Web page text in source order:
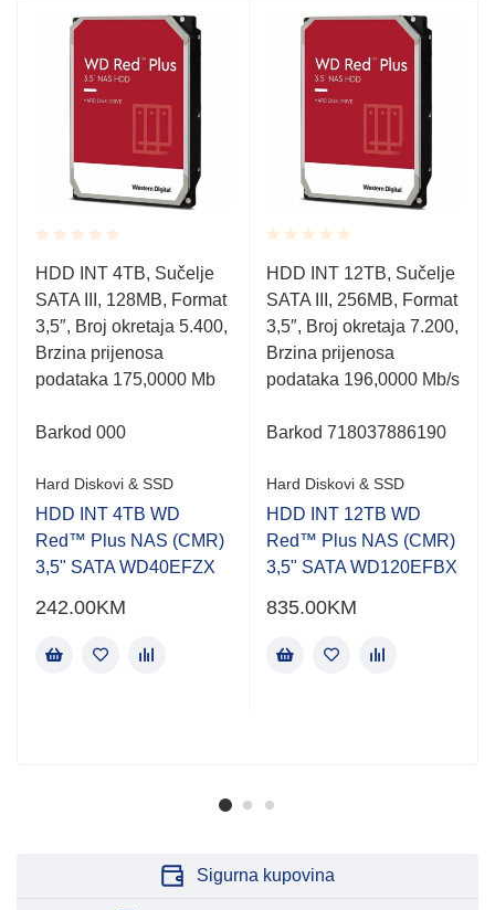
Rated
0.001
out
of
5
HDD INT 4TB, Sučelje
SATA III, 128MB, Format
3,5″, Broj okretaja 5.400,
Brzina prijenosa
podataka 175,0000 Mb
Barkod 000
Hard Diskovi & SSD
HDD INT 4TB WD
Red™ Plus NAS (CMR)
3,5" SATA WD40EFZX
242.00KM
Rated
0.001
out
of
5
HDD INT 12TB, Sučelje
SATA III, 256MB, Format
3,5″, Broj okretaja 7.200,
Brzina prijenosa
podataka 196,0000 Mb/s
Barkod 718037886190
Hard Diskovi & SSD
HDD INT 12TB WD
Red™ Plus NAS (CMR)
3,5" SATA WD120EFBX
835.00KM
Sigurna kupovina